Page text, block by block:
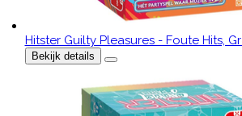
Hitster Guilty Pleasures - Foute Hits,
Bekijk details